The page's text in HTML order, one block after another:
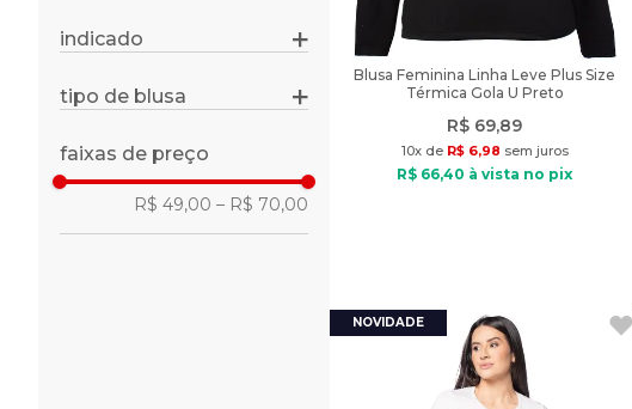
preto
indicado
tipo de blusa
casual
faixas de preço
R$ 49,00 – R$ 70,00
Blusa Feminina Linha Leve Plus Size
Térmica Gola U Preto
R$ 69,89
10x de R$ 6,98 sem juros
R$ 66,40 à vista no pix